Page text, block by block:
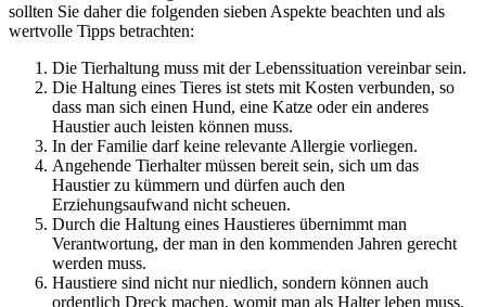
sollten Sie daher die folgenden sieben Aspekte beachten und als
wertvolle Tipps betrachten:
Die Tierhaltung muss mit der Lebenssituation vereinbar sein.
Die Haltung eines Tieres ist stets mit Kosten verbunden, so
dass man sich einen Hund, eine Katze oder ein anderes
Haustier auch leisten können muss.
In der Familie darf keine relevante Allergie vorliegen.
Angehende Tierhalter müssen bereit sein, sich um das
Haustier zu kümmern und dürfen auch den
Erziehungsaufwand nicht scheuen.
Durch die Haltung eines Haustieres übernimmt man
Verantwortung, der man in den kommenden Jahren gerecht
werden muss.
Haustiere sind nicht nur niedlich, sondern können auch
ordentlich Dreck machen, womit man als Halter leben muss.